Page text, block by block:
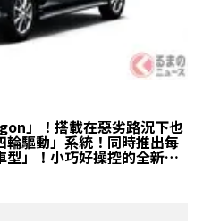
」！搭載在惡劣路況下也
驅動」系統！同時推出每
」！小巧好操控的全新